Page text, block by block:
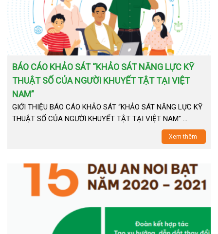
BÁO CÁO KHẢO SÁT “KHẢO SÁT NĂNG LỰC KỸ
THUẬT SỐ CỦA NGƯỜI KHUYẾT TẬT TẠI VIỆT
NAM”
GIỚI THIỆU BÁO CÁO KHẢO SÁT “KHẢO SÁT NĂNG LỰC KỸ
THUẬT SỐ CỦA NGƯỜI KHUYẾT TẬT TẠI VIỆT NAM” …
Xem thêm